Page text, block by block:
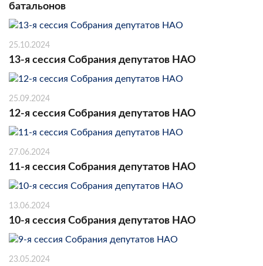
батальонов
25.10.2024
13-я сессия Собрания депутатов НАО
25.09.2024
12-я сессия Собрания депутатов НАО
27.06.2024
11-я сессия Собрания депутатов НАО
13.06.2024
10-я сессия Собрания депутатов НАО
23.05.2024